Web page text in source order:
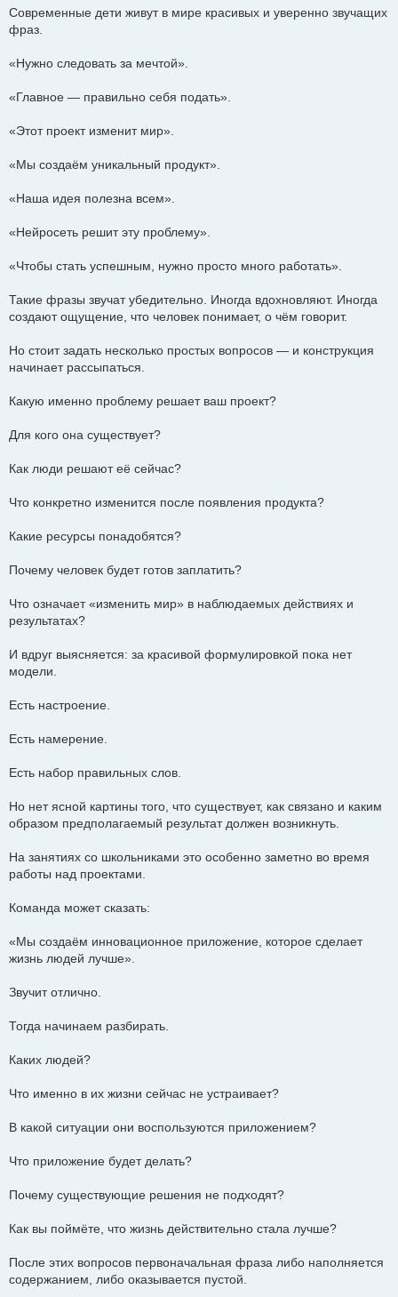
Современные дети живут в мире красивых и уверенно звучащих
фраз.
«Нужно следовать за мечтой».
«Главное — правильно себя подать».
«Этот проект изменит мир».
«Мы создаём уникальный продукт».
«Наша идея полезна всем».
«Нейросеть решит эту проблему».
«Чтобы стать успешным, нужно просто много работать».
Такие фразы звучат убедительно. Иногда вдохновляют. Иногда
создают ощущение, что человек понимает, о чём говорит.
Но стоит задать несколько простых вопросов — и конструкция
начинает рассыпаться.
Какую именно проблему решает ваш проект?
Для кого она существует?
Как люди решают её сейчас?
Что конкретно изменится после появления продукта?
Какие ресурсы понадобятся?
Почему человек будет готов заплатить?
Что означает «изменить мир» в наблюдаемых действиях и
результатах?
И вдруг выясняется: за красивой формулировкой пока нет
модели.
Есть настроение.
Есть намерение.
Есть набор правильных слов.
Но нет ясной картины того, что существует, как связано и каким
образом предполагаемый результат должен возникнуть.
На занятиях со школьниками это особенно заметно во время
работы над проектами.
Команда может сказать:
«Мы создаём инновационное приложение, которое сделает
жизнь людей лучше».
Звучит отлично.
Тогда начинаем разбирать.
Каких людей?
Что именно в их жизни сейчас не устраивает?
В какой ситуации они воспользуются приложением?
Что приложение будет делать?
Почему существующие решения не подходят?
Как вы поймёте, что жизнь действительно стала лучше?
После этих вопросов первоначальная фраза либо наполняется
содержанием, либо оказывается пустой.